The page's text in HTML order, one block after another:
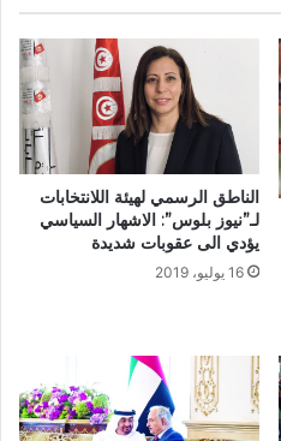
الناطق الرسمي لهيئة اللانتخابات
لـ”نيوز بلوس”: الاشهار السياسي
يؤدي الى عقوبات شديدة
16 يوليو، 2019